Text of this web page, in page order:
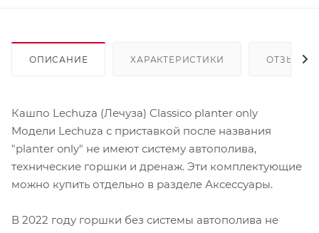
ОПИСАНИЕ ХАРАКТЕРИСТИКИ ОТЗЫВЫ
Кашпо Lechuza (Лечуза) Classico planter only
Модели Lechuza с приставкой после названия
"planter only" не имеют систему автополива,
технические горшки и дренаж. Эти комплектующие
можно купить отдельно в разделе Аксессуары.
В 2022 году горшки без системы автополива не